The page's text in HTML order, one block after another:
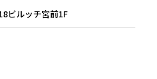
ビルッチ宮前1F